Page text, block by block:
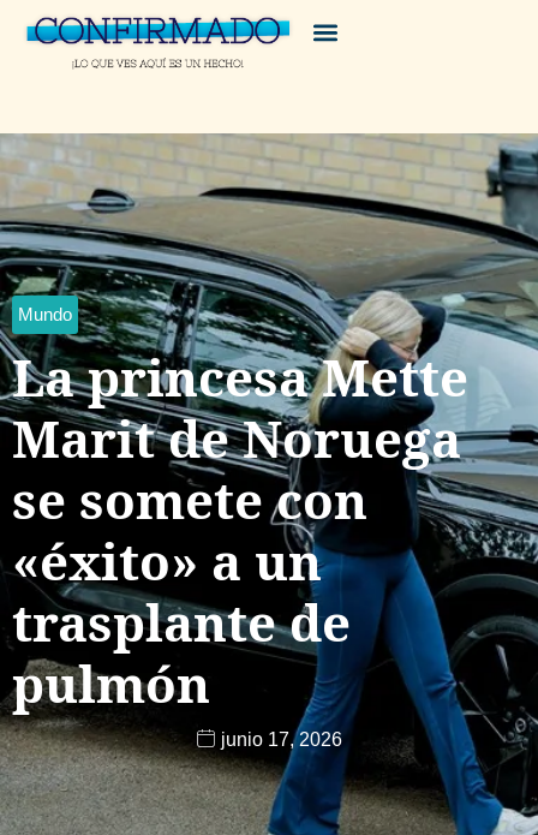
Mundo
La princesa Mette
Marit de Noruega
se somete con
«éxito» a un
trasplante de
pulmón
junio 17, 2026